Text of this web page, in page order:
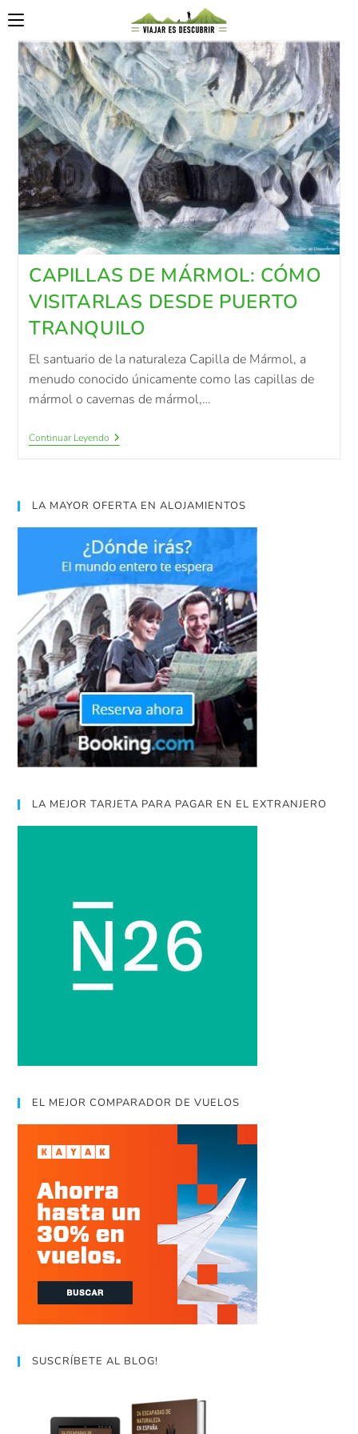
CAPILLAS DE MÁRMOL: CÓMO
VISITARLAS DESDE PUERTO
TRANQUILO
El santuario de la naturaleza Capilla de Mármol, a
menudo conocido únicamente como las capillas de
mármol o cavernas de mármol,…
Continuar Leyendo
LA MAYOR OFERTA EN ALOJAMIENTOS
LA MEJOR TARJETA PARA PAGAR EN EL EXTRANJERO
EL MEJOR COMPARADOR DE VUELOS
SUSCRÍBETE AL BLOG!